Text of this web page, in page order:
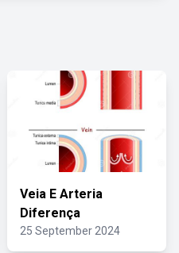
Veia E Arteria
Diferença
25 September 2024